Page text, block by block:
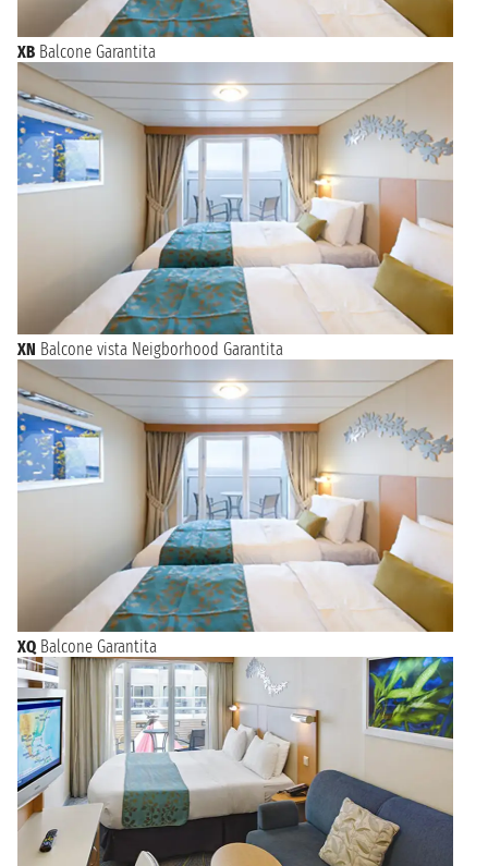
XB Balcone Garantita
XN Balcone vista Neigborhood Garantita
XQ Balcone Garantita